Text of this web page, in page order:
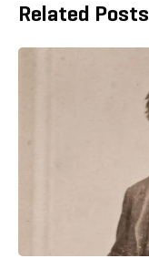
Related Posts